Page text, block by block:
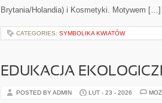
Brytania/Holandia) i Kosmetyki. Motywem […]
CATEGORIES: SYMBOLIKA KWIATÓW
EDUKACJA
POSTED BY ADMIN LUT - 23 - 2026